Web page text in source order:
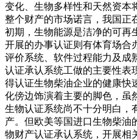
变化、生物多样性和天然资本
整个财产的市场诺言，我国正
初期，生物能源是洁净的可再
开展的办事认证则有体育场合
评价系统、软件过程能力及成
认证承认系统工做的主要性表
得认证生物柴油企业的健康快
化傍边饰演着主要的脚色，虽
生物认证系统尚不十分明白，
产。但欧美等国进口生物柴油
物财产认证承认系统，开展相